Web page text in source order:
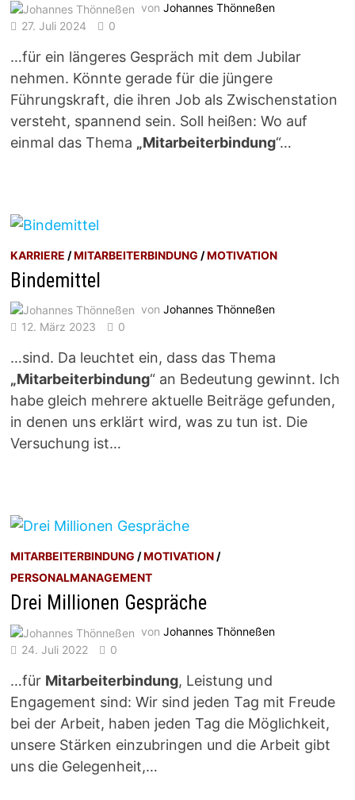
vonJohannes Thönneßen
27. Juli 2024
0
…für ein längeres Gespräch mit dem Jubilar
nehmen. Könnte gerade für die jüngere
Führungskraft, die ihren Job als Zwischenstation
versteht, spannend sein. Soll heißen: Wo auf
einmal das Thema „Mitarbeiterbindung“…
KARRIERE /MITARBEITERBINDUNG /MOTIVATION
Bindemittel
vonJohannes Thönneßen
12. März 2023
0
…sind. Da leuchtet ein, dass das Thema
„Mitarbeiterbindung“ an Bedeutung gewinnt. Ich
habe gleich mehrere aktuelle Beiträge gefunden,
in denen uns erklärt wird, was zu tun ist. Die
Versuchung ist…
MITARBEITERBINDUNG /MOTIVATION /
PERSONALMANAGEMENT
Drei Millionen Gespräche
vonJohannes Thönneßen
24. Juli 2022
0
…für Mitarbeiterbindung, Leistung und
Engagement sind: Wir sind jeden Tag mit Freude
bei der Arbeit, haben jeden Tag die Möglichkeit,
unsere Stärken einzubringen und die Arbeit gibt
uns die Gelegenheit,…